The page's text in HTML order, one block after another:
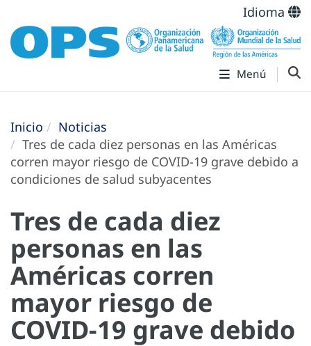
Idioma
Menú
Inicio
Noticias
Tres de cada diez personas en las Américas
corren mayor riesgo de COVID-19 grave debido a
condiciones de salud subyacentes
Tres de cada diez
personas en las
Américas corren
mayor riesgo de
COVID-19 grave debido